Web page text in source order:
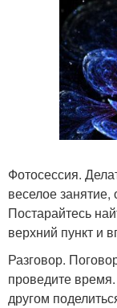
Фотосессия.
веселое занятие,
Постарайтесь
верхний пункт и
Разговор.
проведите
другом